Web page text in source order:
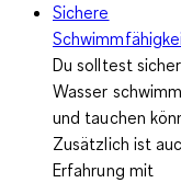
Sichere
Du solltest
Wasser
und tauchen
Zusätzlich ist
Erfahrung mit